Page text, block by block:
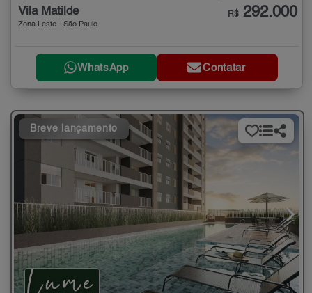
Vila Matilde
Zona Leste - São Paulo
R$ 292.000
WhatsApp Contatar
Breve lançamento